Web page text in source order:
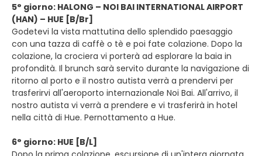
5° giorno: HALONG – NOI BAI INTERNATIONAL AIRPORT
(HAN) – HUE [B/Br]
Godetevi la vista mattutina dello splendido paesaggio
con una tazza di caffè o tè e poi fate colazione. Dopo la
colazione, la crociera vi porterà ad esplorare la baia in
profondità. Il brunch sarà servito durante la navigazione di
ritorno al porto e il nostro autista verrà a prendervi per
trasferirvi all'aeroporto internazionale Noi Bai. All'arrivo, il
nostro autista vi verrà a prendere e vi trasferirà in hotel
nella città di Hue. Pernottamento a Hue.
6° giorno: HUE [B/L]